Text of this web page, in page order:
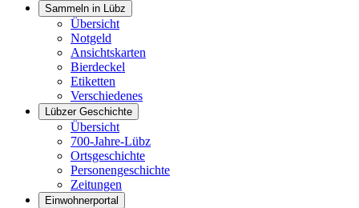
Sammeln in Lübz
Übersicht
Notgeld
Ansichtskarten
Bierdeckel
Etiketten
Verschiedenes
Lübzer Geschichte
Übersicht
700-Jahre-Lübz
Ortsgeschichte
Personengeschichte
Zeitungen
Einwohnerportal